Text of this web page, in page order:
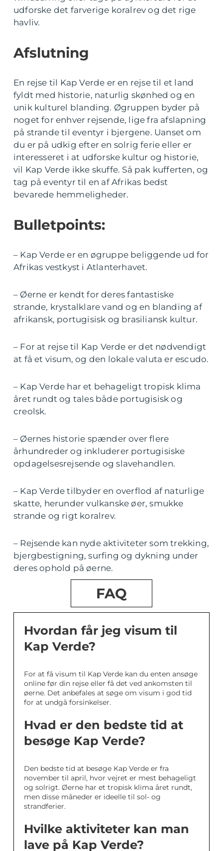
udforske det farverige koralrev og det rige
havliv.
Afslutning
En rejse til Kap Verde er en rejse til et land
fyldt med historie, naturlig skønhed og en
unik kulturel blanding. Øgruppen byder på
noget for enhver rejsende, lige fra afslapning
på strande til eventyr i bjergene. Uanset om
du er på udkig efter en solrig ferie eller er
interesseret i at udforske kultur og historie,
vil Kap Verde ikke skuffe. Så pak kufferten, og
tag på eventyr til en af Afrikas bedst
bevarede hemmeligheder.
Bulletpoints:
– Kap Verde er en øgruppe beliggende ud for
Afrikas vestkyst i Atlanterhavet.
– Øerne er kendt for deres fantastiske
strande, krystalklare vand og en blanding af
afrikansk, portugisisk og brasiliansk kultur.
– For at rejse til Kap Verde er det nødvendigt
at få et visum, og den lokale valuta er escudo.
– Kap Verde har et behageligt tropisk klima
året rundt og tales både portugisisk og
creolsk.
– Øernes historie spænder over flere
århundreder og inkluderer portugisiske
opdagelsesrejsende og slavehandlen.
– Kap Verde tilbyder en overflod af naturlige
skatte, herunder vulkanske øer, smukke
strande og rigt koralrev.
– Rejsende kan nyde aktiviteter som trekking,
bjergbestigning, surfing og dykning under
deres ophold på øerne.
FAQ
Hvordan får jeg visum til
Kap Verde?
For at få visum til Kap Verde kan du enten ansøge
online før din rejse eller få det ved ankomsten til
øerne. Det anbefales at søge om visum i god tid
for at undgå forsinkelser.
Hvad er den bedste tid at
besøge Kap Verde?
Den bedste tid at besøge Kap Verde er fra
november til april, hvor vejret er mest behageligt
og solrigt. Øerne har et tropisk klima året rundt,
men disse måneder er ideelle til sol- og
strandferier.
Hvilke aktiviteter kan man
lave på Kap Verde?